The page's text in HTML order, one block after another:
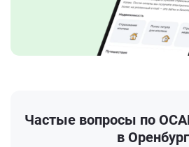
Частые вопросы по
в